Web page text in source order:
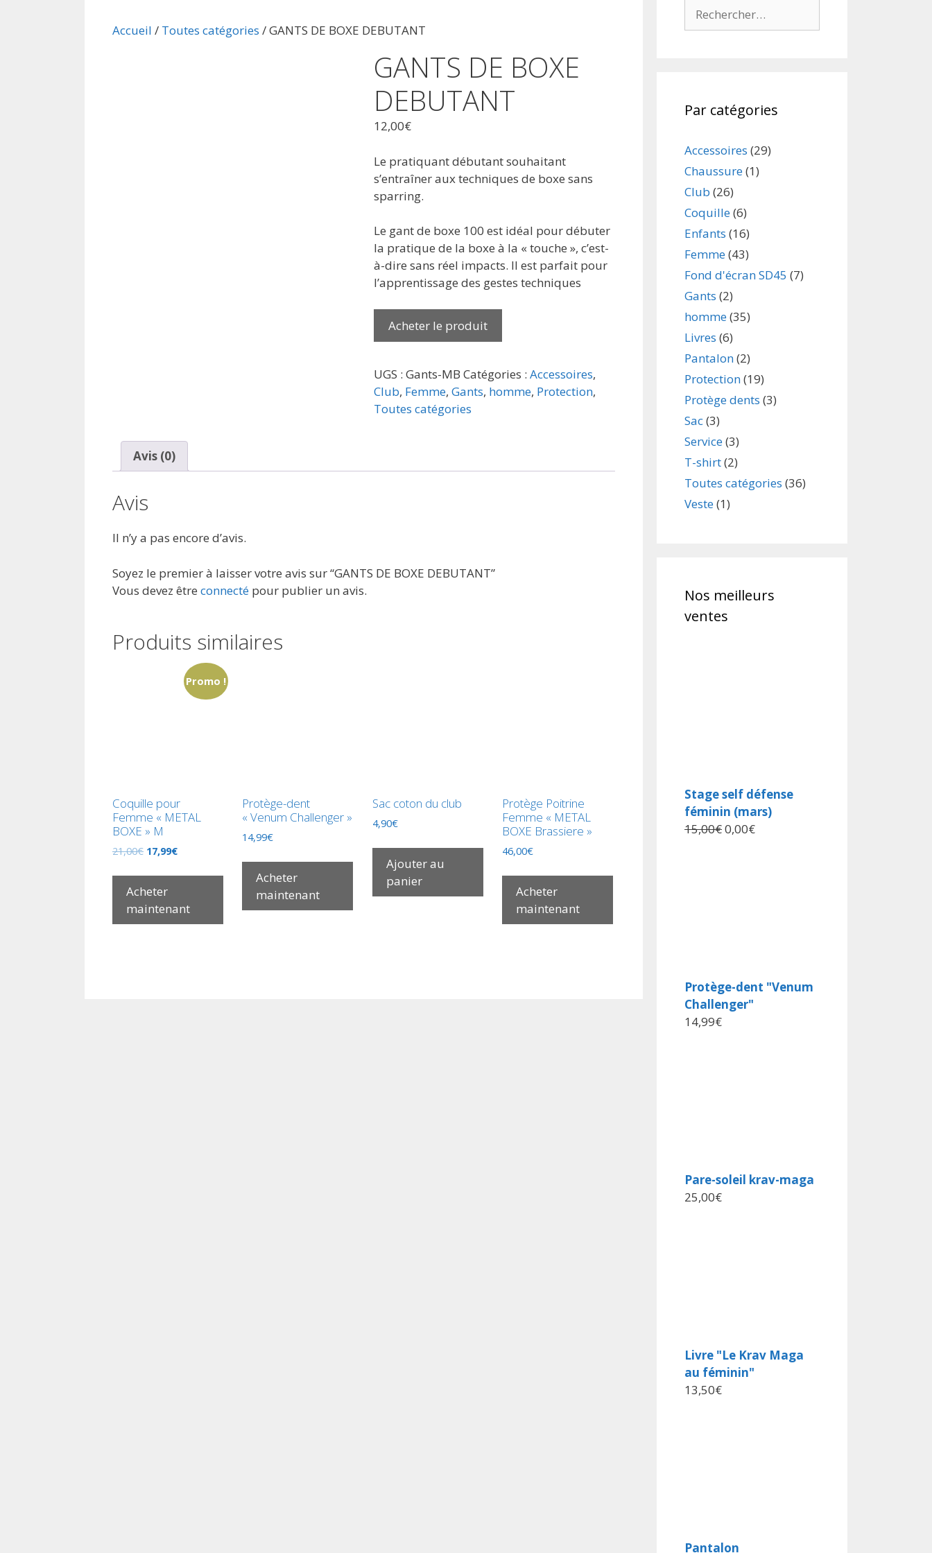
Accueil / Toutes catégories / GANTS DE BOXE DEBUTANT
GANTS DE BOXE
DEBUTANT
12,00€
Le pratiquant débutant souhaitant
s’entraîner aux techniques de boxe sans
sparring.
Le gant de boxe 100 est idéal pour débuter
la pratique de la boxe à la « touche », c’est-
à-dire sans réel impacts. Il est parfait pour
l’apprentissage des gestes techniques
Acheter le produit
UGS : Gants-MB Catégories : Accessoires,
Club, Femme, Gants, homme, Protection,
Toutes catégories
Avis (0)
Avis
Il n’y a pas encore d’avis.
Soyez le premier à laisser votre avis sur “GANTS DE BOXE DEBUTANT”
Vous devez être connecté pour publier un avis.
Produits similaires
Promo !
Coquille pour
Femme « METAL
BOXE » M
21,00€ 17,99€
Acheter
maintenant
Protège-dent
« Venum Challenger »
14,99€
Acheter
maintenant
Sac coton du club
4,90€
Ajouter au
panier
Protège Poitrine
Femme « METAL
BOXE Brassiere »
46,00€
Acheter
maintenant
Par catégories
Accessoires (29)
Chaussure(1)
Club (26)
Coquille(6)
Enfants (16)
Femme(43)
Fond d'écran SD45 (7)
Gants (2)
homme(35)
Livres (6)
Pantalon(2)
Protection(19)
Protège dents (3)
Sac(3)
Service(3)
T-shirt(2)
Toutes catégories (36)
Veste(1)
Nos meilleurs
ventes
Stage self défense
féminin (mars)
15,00€0,00€
Protège-dent "Venum
Challenger"
14,99€
Pare-soleil krav-maga
25,00€
Livre "Le Krav Maga
au féminin"
13,50€
Pantalon